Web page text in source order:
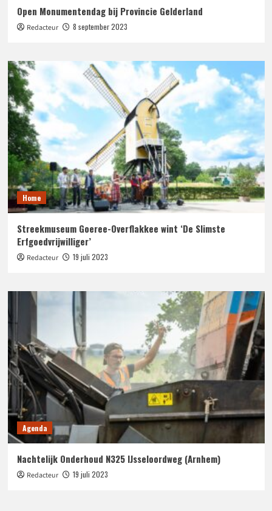
Open Monumentendag bij Provincie Gelderland
Redacteur 8 september 2023
Home
Streekmuseum Goeree-Overflakkee wint ‘De Slimste
Erfgoedvrijwilliger’
Redacteur 19 juli 2023
Agenda
Nachtelijk Onderhoud N325 IJsseloordweg (Arnhem)
Redacteur 19 juli 2023